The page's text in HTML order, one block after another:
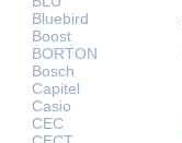
Bluebird
Boost
BORTON
Bosch
Capitel
Casio
CEC